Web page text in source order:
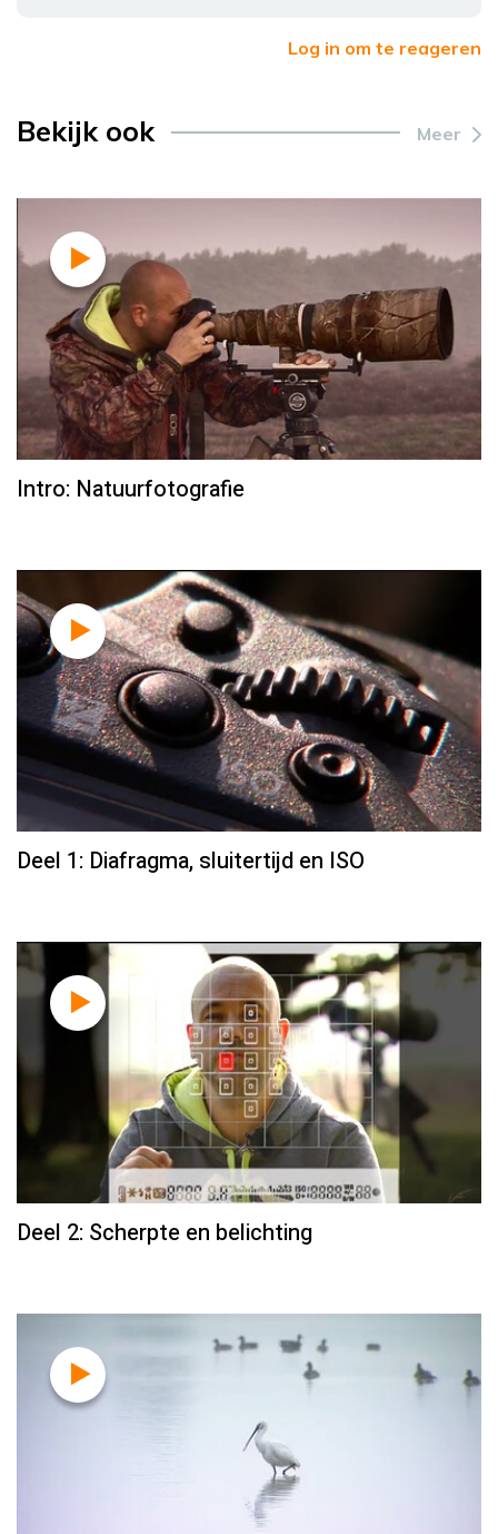
Log in om te reageren
Bekijk ook Meer
Intro: Natuurfotografie
Deel 1: Diafragma, sluitertijd en ISO
Deel 2: Scherpte en belichting